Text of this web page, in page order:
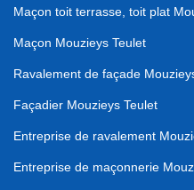
Maçon toit terrasse, toit plat
Maçon Mouzieys Teulet
Ravalement de façade
Façadier Mouzieys Teulet
Entreprise de ravalement
Entreprise de maçonnerie